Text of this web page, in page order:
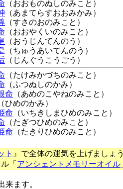
（おおものぬしのみこと）
（あまてらすおおみかみ）
（すさのおのみこと）
（おおやくいのみこと）
（おうじんてんのう）
（ちゅうあいてんのう）
（じんぐうこうごう）
（たけみかづちのみこと）
（ふつぬしのかみ）
命 （あめのこやねのみこと）
（ひめのかみ）
命 （いちきしまひめのみこと）
（たぎつひめのみこと）
命 （たきりひめのみこと）
ト 』で全体の運気を上げましょ
「 アンシェントメモリーオイル
ます。